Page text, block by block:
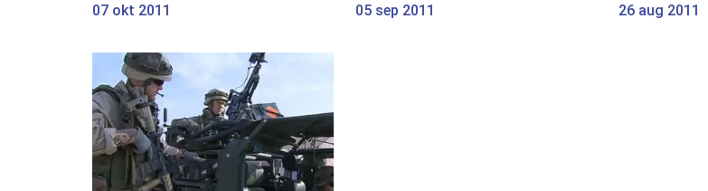
07 okt 2011 05 sep 2011 26 aug 2011